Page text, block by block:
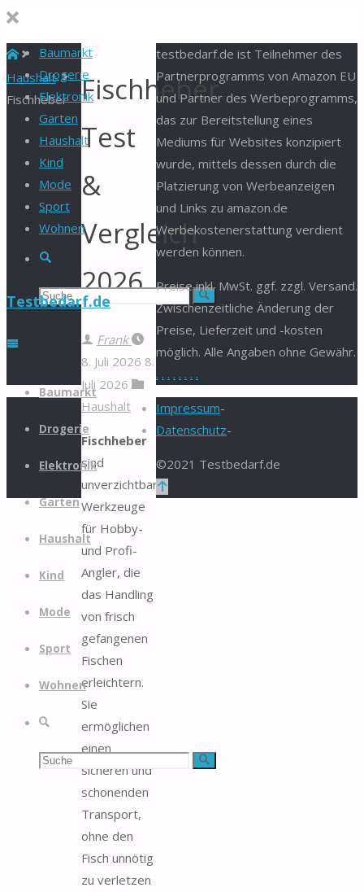
Baumarkt
Drogerie
Elektronik
Garten
Haushalt
Kind
Mode
Sport
Wohnen
Suche
Suchen Suche
Testbedarf.de
Zum
springen
Baumarkt
Drogerie
Elektronik
Garten
Haushalt
Kind
Mode
Sport
Wohnen
Suche
Suchen Suche
Start
Haushalt
Fischheber
Fischheber
Test
&
Vergleich
2026
Frank
8. Juli 2026 8.
Juli 2026
Haushalt
Fischheber
sind
unverzichtbare
Werkzeuge
für Hobby-
und Profi-
Angler, die
das Handling
von frisch
gefangenen
Fischen
erleichtern.
Sie
ermöglichen
einen
sicheren und
schonenden
Transport,
ohne den
Fisch unnötig
zu verletzen
testbedarf.de ist Teilnehmer des
Partnerprogramms von Amazon EU
und Partner des Werbeprogramms,
das zur Bereitstellung eines
Mediums für Websites konzipiert
wurde, mittels dessen durch die
Platzierung von Werbeanzeigen
und Links zu amazon.de
Werbekostenerstattung verdient
werden können.
Preise inkl. MwSt. ggf. zzgl. Versand.
Zwischenzeitliche Änderung der
Preise, Lieferzeit und -kosten
möglich. Alle Angaben ohne Gewähr.
. . . . . . . .
Impressum-
Datenschutz-
©2021 Testbedarf.de
Zurück